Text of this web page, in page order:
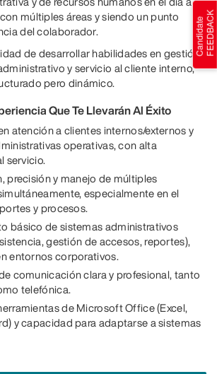
múltiples áreas y siendo un punto
del colaborador.
de desarrollar habilidades en gestión
y servicio al cliente interno,
pero dinámico.
Que Te Llevarán Al Éxito
atención a clientes internos/externos y
operativas, con alta
servicio.
precisión y manejo de múltiples
especialmente en el
y procesos.
básico de sistemas administrativos
gestión de accesos, reportes),
entornos corporativos.
comunicación clara y profesional, tanto
telefónica.
de Microsoft Office (Excel,
y capacidad para adaptarse a sistemas